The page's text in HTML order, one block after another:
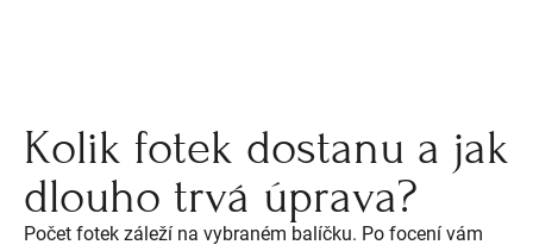
Kolik fotek dostanu a jak
dlouho trvá úprava?
Počet fotek záleží na vybraném balíčku. Po focení vám